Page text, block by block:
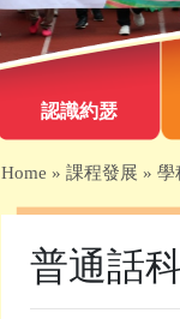
認識約瑟
Home » 課程發展 » 學
普通話